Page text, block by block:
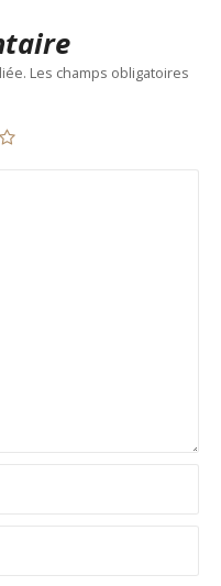
Les champs obligatoires